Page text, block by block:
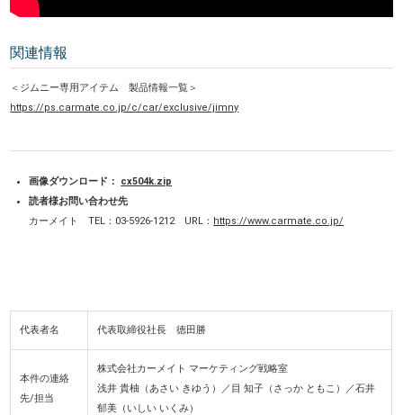
関連情報
＜ジムニー専用アイテム 製品情報一覧＞
https://ps.carmate.co.jp/c/car/exclusive/jimny
画像ダウンロード：
cx504k.zip
読者様お問い合わせ先
カーメイト TEL：03-5926-1212 URL： https://www.carmate.co.jp/
代表者名 代表取締役社長 徳田勝
本件の連絡
先/担当
株式会社カーメイト マーケティング戦略室
浅井 貴柚（あさい きゆう）／目 知子（さっか ともこ）／石井
郁美（いしい いくみ）